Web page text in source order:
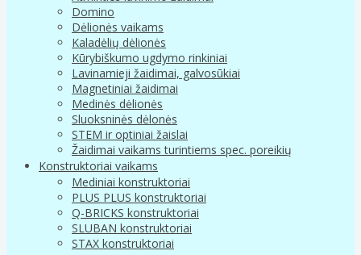
Domino
Dėlionės vaikams
Kaladėlių dėlionės
Kūrybiškumo ugdymo rinkiniai
Lavinamieji žaidimai, galvosūkiai
Magnetiniai žaidimai
Medinės dėlionės
Sluoksninės dėlonės
STEM ir optiniai žaislai
Žaidimai vaikams turintiems spec. poreikių
Konstruktoriai vaikams
Mediniai konstruktoriai
PLUS PLUS konstruktoriai
Q-BRICKS konstruktoriai
SLUBAN konstruktoriai
STAX konstruktoriai